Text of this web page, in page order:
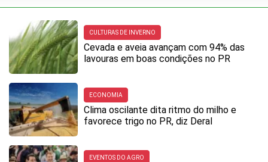
CULTURAS DE INVERNO
Cevada e aveia avançam com 94% das
lavouras em boas condições no PR
ECONOMIA
Clima oscilante dita ritmo do milho e
favorece trigo no PR, diz Deral
EVENTOS DO AGRO